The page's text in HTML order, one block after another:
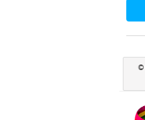
©